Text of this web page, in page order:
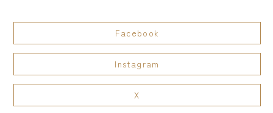
Facebook
Instagram
X